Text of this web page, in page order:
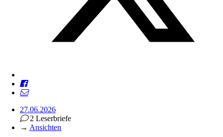
27.06.2026
2 Leserbriefe
→ Ansichten